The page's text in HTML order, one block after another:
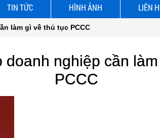
TIN TỨC HÌNH ẢNH LIÊN
làm gì về thủ tục PCCC
doanh nghiệp cần
PCCC